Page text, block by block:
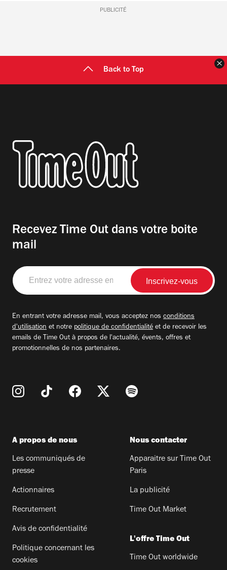
PUBLICITÉ
Back to Top
Recevez Time Out dans votre boite
mail
Entrez
votre
adresse
En entrant votre adresse mail, vous acceptez nos conditions
d'utilisation et notre politique de confidentialité et de recevoir les
emails de Time Out à propos de l'actualité, évents, offres et
promotionnelles de nos partenaires.
A propos de nous
Les communiqués de
presse
Actionnaires
Recrutement
Avis de confidentialité
Politique concernant les
cookies
Nous contacter
Apparaitre sur Time Out
Paris
La publicité
Time Out Market
L'offre Time Out
Time Out worldwide